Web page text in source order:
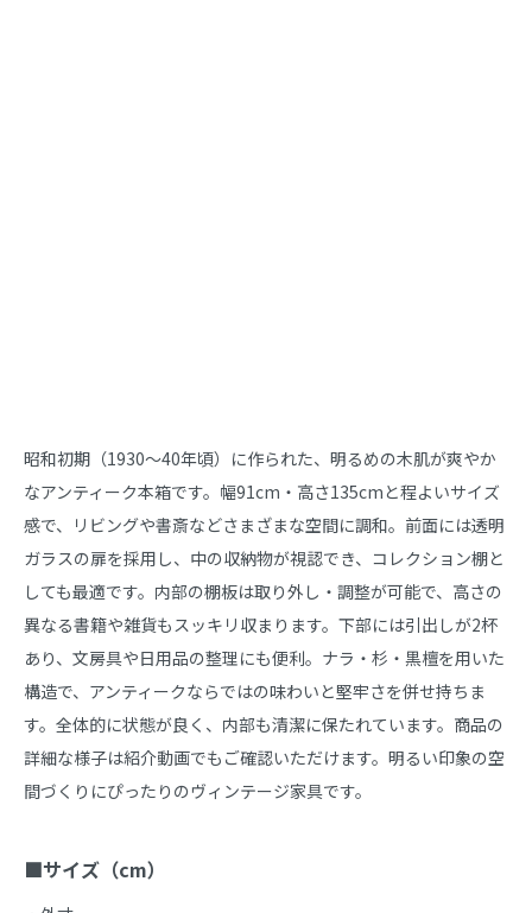
昭和初期（1930～40年頃）に作られた、明るめの木肌が爽やか
なアンティーク本箱です。幅91cm・高さ135cmと程よいサイズ
感で、リビングや書斎などさまざまな空間に調和。前面には透明
ガラスの扉を採用し、中の収納物が視認でき、コレクション棚と
しても最適です。内部の棚板は取り外し・調整が可能で、高さの
異なる書籍や雑貨もスッキリ収まります。下部には引出しが2杯
あり、文房具や日用品の整理にも便利。ナラ・杉・黒檀を用いた
構造で、アンティークならではの味わいと堅牢さを併せ持ちま
す。全体的に状態が良く、内部も清潔に保たれています。商品の
詳細な様子は紹介動画でもご確認いただけます。明るい印象の空
間づくりにぴったりのヴィンテージ家具です。
■サイズ（cm）